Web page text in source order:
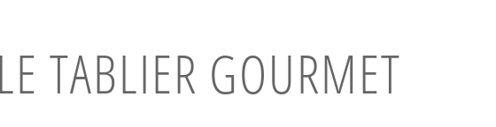
LE TABLIER GOURMET